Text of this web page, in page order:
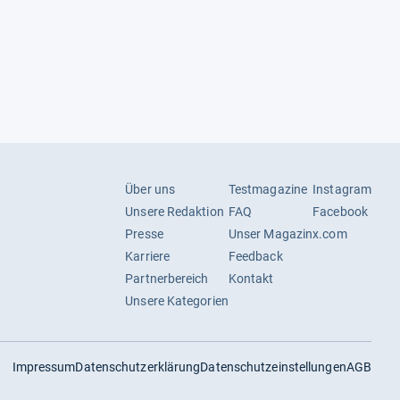
Über uns
Unsere Redaktion
Presse
Karriere
Partnerbereich
Unsere Kategorien
Testmagazine
FAQ
Unser Magazin
Feedback
Kontakt
Instagram
Facebook
x.com
ImpressumDatenschutzerklärungDatenschutzeinstellungenAGB